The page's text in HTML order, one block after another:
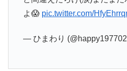
よ😱 pic.twitter.com/
— ひまわり